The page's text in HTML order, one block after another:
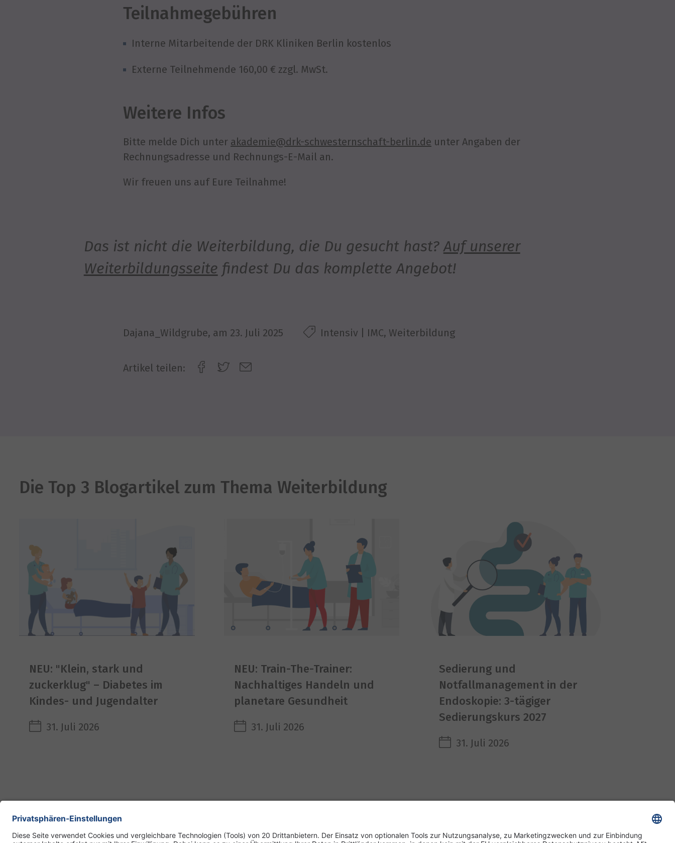
Teilnahmegebühren
Interne Mitarbeitende der DRK Kliniken Berlin kostenlos
Externe Teilnehmende 160,00 € zzgl. MwSt.
Weitere Infos
Bitte melde Dich unter akademie@drk-schwesternschaft-berlin.de unter Angaben der
Rechnungsadresse und Rechnungs-E-Mail an.
Wir freuen uns auf Eure Teilnahme!
Das ist nicht die Weiterbildung, die Du gesucht hast?Auf unserer
Weiterbildungsseite findest Du das komplette Angebot!
Dajana_Wildgrube, am 23. Juli 2025 Intensiv | IMC, Weiterbildung
Artikel teilen:
Die Top 3 Blogartikel zum Thema Weiterbildung
NEU: "Klein, stark und
zuckerklug" – Diabetes im
Kindes- und Jugendalter
31. Juli 2026
NEU: Train-The-Trainer:
Nachhaltiges Handeln und
planetare Gesundheit
31. Juli 2026
Sedierung und
Notfallmanagement in der
Endoskopie: 3-tägiger
Sedierungskurs 2027
31. Juli 2026
DRK Kliniken Berlin DRK-Schwesternschaft Berlin Impressum Datenschutz Cookies